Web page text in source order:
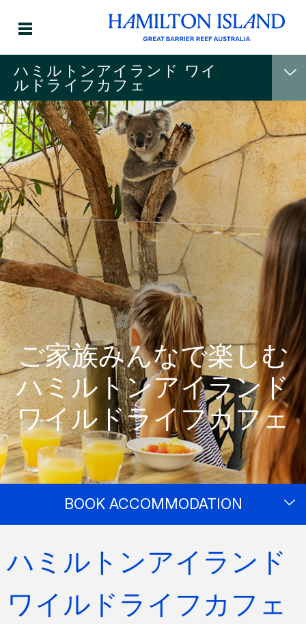
ハミルトンアイランド ワイ
ルドライフカフェ
ご家族みんなで楽しむ
ハミルトンアイランド
ワイルドライフカフェ
BOOK ACCOMMODATION
ハミルトンアイランド
ワイルドライフカフェ